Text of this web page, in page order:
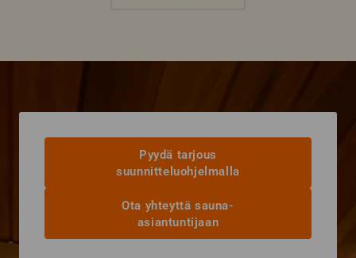
Pyydä tarjous
suunnitteluohjelmalla
Ota yhteyttä sauna-
asiantuntijaan